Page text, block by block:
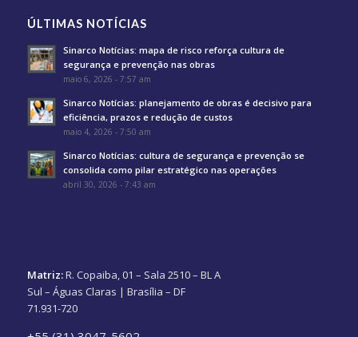
ÚLTIMAS NOTÍCIAS
Sinarco Notícias: mapa de risco reforça cultura de
segurança e prevenção nas obras
maio 6, 2026 - 7:57 am
Sinarco Notícias: planejamento de obras é decisivo para
eficiência, prazos e redução de custos
maio 4, 2026 - 7:50 am
Sinarco Notícias: cultura de segurança e prevenção se
consolida como pilar estratégico nas operações
abril 30, 2026 - 7:43 am
Matriz:R. Copaiba, 01 – Sala 2510 – BL A
Sul – Águas Claras | Brasília – DF
71.931-720